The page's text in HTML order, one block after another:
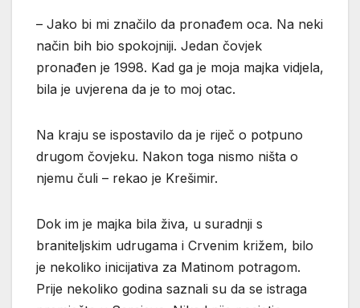
– Jako bi mi značilo da pronađem oca. Na neki
način bih bio spokojniji. Jedan čovjek
pronađen je 1998. Kad ga je moja majka vidjela,
bila je uvjerena da je to moj otac.
Na kraju se ispostavilo da je riječ o potpuno
drugom čovjeku. Nakon toga nismo ništa o
njemu čuli – rekao je Krešimir.
Dok im je majka bila živa, u suradnji s
braniteljskim udrugama i Crvenim križem, bilo
je nekoliko inicijativa za Matinom potragom.
Prije nekoliko godina saznali su da se istraga